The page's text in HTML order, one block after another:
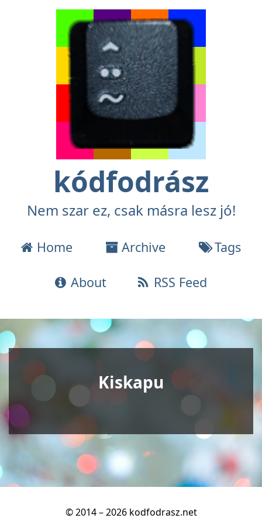
kódfodrász
Nem szar ez, csak másra lesz jó!
Home Archive Tags
About RSS Feed
Kiskapu
© 2014 – 2026 kodfodrasz.net